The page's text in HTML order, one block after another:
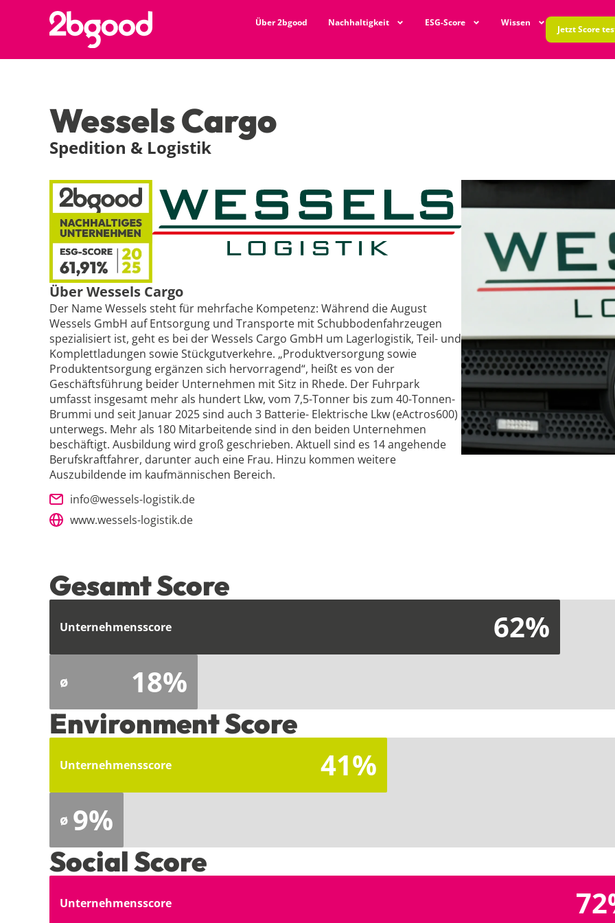
Über 2bgood Nachhaltigkeit ESG-Score Wissen
Jetzt Score
Wessels Cargo
Spedition & Logistik
Über Wessels Cargo
Der Name Wessels steht für mehrfache Kompetenz: Während die August
Wessels GmbH auf Entsorgung und Transporte mit Schubbodenfahrzeugen
spezialisiert ist, geht es bei der Wessels Cargo GmbH um Lagerlogistik, Teil- und
Komplettladungen sowie Stückgutverkehre. „Produktversorgung sowie
Produktentsorgung ergänzen sich hervorragend“, heißt es von der
Geschäftsführung beider Unternehmen mit Sitz in Rhede. Der Fuhrpark
umfasst insgesamt mehr als hundert Lkw, vom 7,5-Tonner bis zum 40-Tonnen-
Brummi und seit Januar 2025 sind auch 3 Batterie- Elektrische Lkw (eActros600)
unterwegs. Mehr als 180 Mitarbeitende sind in den beiden Unternehmen
beschäftigt. Ausbildung wird groß geschrieben. Aktuell sind es 14 angehende
Berufskraftfahrer, darunter auch eine Frau. Hinzu kommen weitere
Auszubildende im kaufmännischen Bereich.
info@wessels-logistik.de
www.wessels-logistik.de
Gesamt Score
Unternehmensscore 62%
ø 18%
Environment Score
Unternehmensscore 41%
ø 9%
Social Score
Unternehmensscore